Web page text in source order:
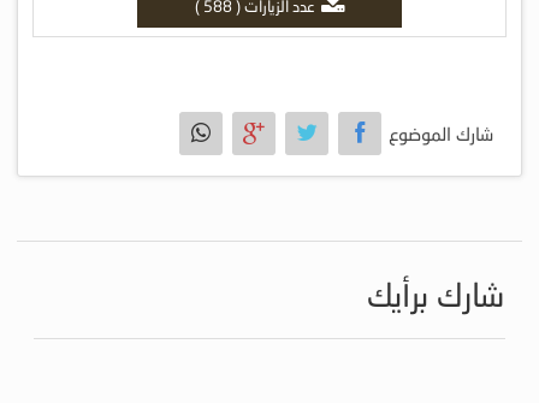
عدد الزيارات ( 588 )
شارك الموضوع
شارك برأيك